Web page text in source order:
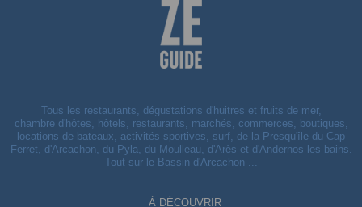
Tous les restaurants, dégustations d'huitres et fruits de mer,
chambre d'hôtes, hôtels, restaurants, marchés, commerces, boutiques,
locations de bateaux, activités sportives, surf, de la Presqu'île du Cap
Ferret, d'Arcachon, du Pyla, du Moulleau, d'Arès et d'Andernos les bains.
Tout sur le Bassin d'Arcachon ...
À DÉCOUVRIR